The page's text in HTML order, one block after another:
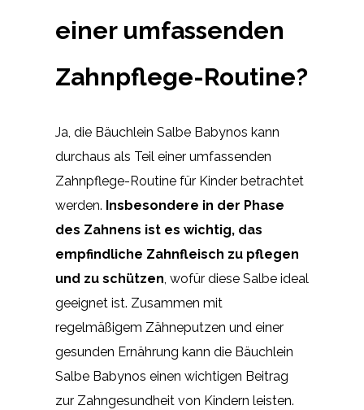
einer umfassenden
Zahnpflege-Routine?
Ja, die Bäuchlein Salbe Babynos kann
durchaus als Teil einer umfassenden
Zahnpflege-Routine für Kinder betrachtet
werden. Insbesondere in der Phase
des Zahnens ist es wichtig, das
empfindliche Zahnfleisch zu pflegen
und zu schützen, wofür diese Salbe ideal
geeignet ist. Zusammen mit
regelmäßigem Zähneputzen und einer
gesunden Ernährung kann die Bäuchlein
Salbe Babynos einen wichtigen Beitrag
zur Zahngesundheit von Kindern leisten.